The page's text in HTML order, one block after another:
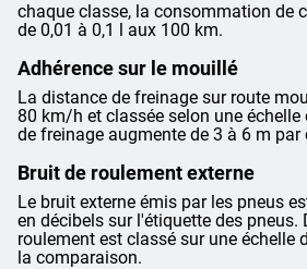
chaque classe, la consommation de
de 0,01 à 0,1 l aux 100 km.
Adhérence sur le mouillé
La distance de freinage sur route
80 km/h et classée selon une échelle
de freinage augmente de 3 à 6 m par
Bruit de roulement externe
Le bruit externe émis par les pneus
en décibels sur l'étiquette des pneus.
roulement est classé sur une échelle
la comparaison.